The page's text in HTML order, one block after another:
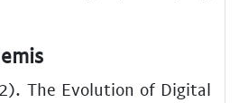
The Evolution of Digital